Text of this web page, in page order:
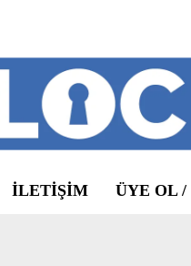
ILETIŞIM ÜYE OL /